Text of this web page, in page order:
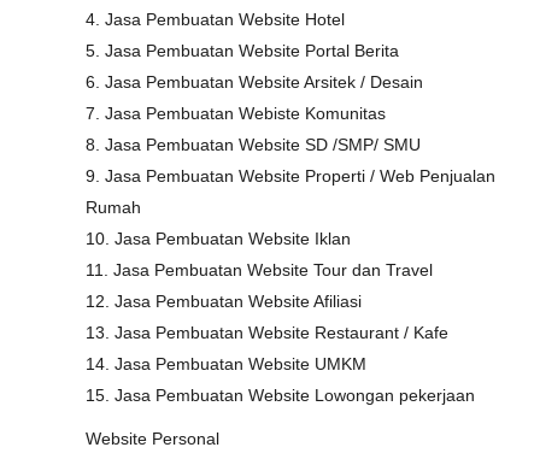
4. Jasa Pembuatan Website Hotel
5. Jasa Pembuatan Website Portal Berita
6. Jasa Pembuatan Website Arsitek / Desain
7. Jasa Pembuatan Webiste Komunitas
8. Jasa Pembuatan Website SD /SMP/ SMU
9. Jasa Pembuatan Website Properti / Web Penjualan
Rumah
10. Jasa Pembuatan Website Iklan
11. Jasa Pembuatan Website Tour dan Travel
12. Jasa Pembuatan Website Afiliasi
13. Jasa Pembuatan Website Restaurant / Kafe
14. Jasa Pembuatan Website UMKM
15. Jasa Pembuatan Website Lowongan pekerjaan
Website Personal